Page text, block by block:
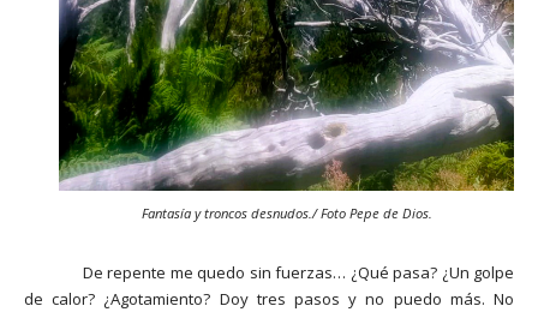
Fantasía y troncos desnudos./ Foto Pepe de Dios.
De repente me quedo sin fuerzas… ¿Qué pasa? ¿Un golpe
de calor? ¿Agotamiento? Doy tres pasos y no puedo más. No